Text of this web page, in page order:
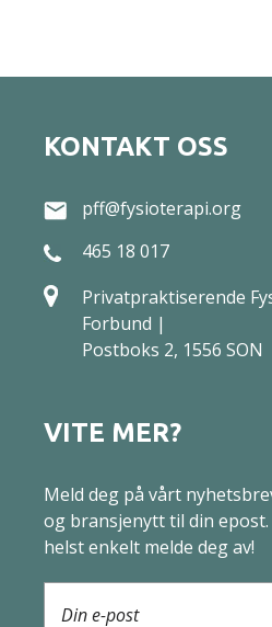
KONTAKT OSS
pff@fysioterapi.org
465 18 017
Privatpraktiserende
Forbund |
Postboks 2, 1556 SON
VITE MER?
Meld deg på vårt
og bransjenytt til din
helst enkelt melde deg av!
Din e-post